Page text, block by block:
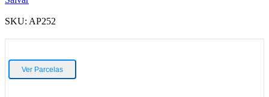
SKU: AP252
Ver Parcelas